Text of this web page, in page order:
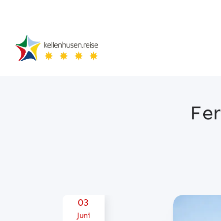
Posted on
03
Juni